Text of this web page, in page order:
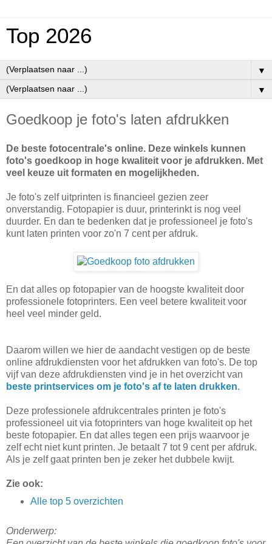
Top 2026
▼
▼
Goedkoop je foto's laten afdrukken
De beste fotocentrale's online. Deze winkels kunnen
foto's goedkoop in hoge kwaliteit voor je afdrukken. Met
veel keuze uit formaten en mogelijkheden.
Je foto's zelf uitprinten is financieel gezien zeer
onverstandig. Fotopapier is duur, printerinkt is nog veel
duurder. En dan te bedenken dat je professioneel je foto's
kunt laten printen voor zo'n 7 cent per afdruk.
En dat alles op fotopapier van de hoogste kwaliteit door
professionele fotoprinters. Een veel betere kwaliteit voor
heel veel minder geld.
Daarom willen we hier de aandacht vestigen op de beste
online afdrukdiensten voor het afdrukken van foto's. De top
vijf van deze afdrukdiensten vind je in het overzicht van
beste printservices om je foto's af te laten drukken.
Deze professionele afdrukcentrales printen je foto's
professioneel uit via fotoprinters van hoge kwaliteit op het
beste fotopapier. En dat alles tegen een prijs waarvoor je
zelf echt niet kunt printen. Je betaalt 7 tot 9 cent per afdruk.
Als je zelf gaat printen ben je zeker het dubbele kwijt.
Zie ook:
Alle top 5 overzichten
Onderwerp: